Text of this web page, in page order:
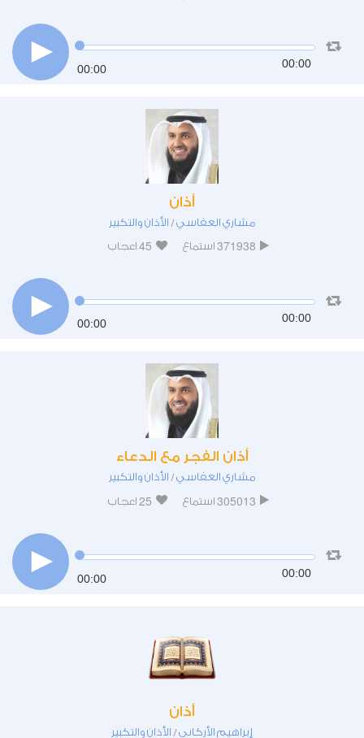
00:00 00:00
أذان
مشاري العفاسي/ الأذان والتكبير
371938 استماع 45 اعجاب
00:00 00:00
أذان الفجر مع الدعاء
مشاري العفاسي/ الأذان والتكبير
305013 استماع 25 اعجاب
00:00 00:00
أذان
إبراهيم الأركاني/ الأذان والتكبير